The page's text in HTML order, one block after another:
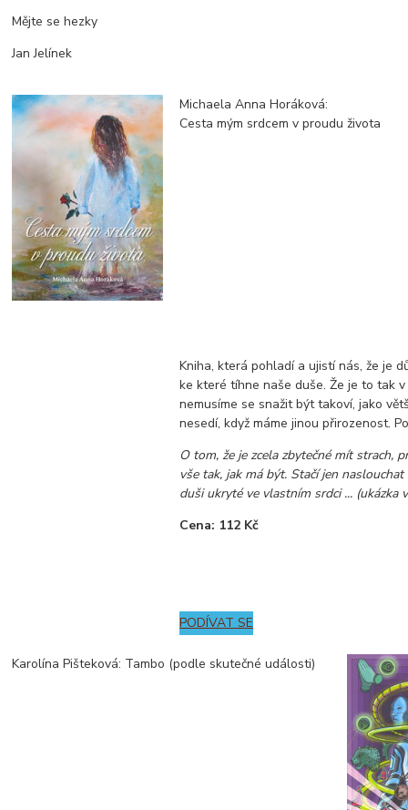
Mějte se hezky
Jan Jelínek
Michaela Anna Horáková:
Cesta mým srdcem v proudu života
Kniha, která pohladí a ujistí nás, že je
ke které tíhne naše duše. Že je to tak
nemusíme se snažit být takoví, jako
nesedí, když máme jinou přirozenost.
O tom, že je zcela zbytečné mít strach,
vše tak, jak má být. Stačí jen
duši ukryté ve vlastním srdci ... (ukázka
Cena: 112 Kč
PODÍVAT SE
Karolína Pišteková: Tambo (podle skutečné události)